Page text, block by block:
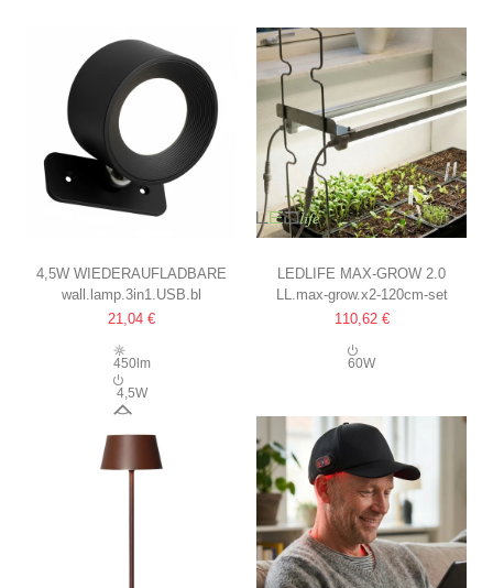
4,5W WIEDERAUFLADBARE
WANDLEUCHTE CCT
IP20, RUND, MATTSCHWARZ,
360° DREHBAR, INKL.
LEUCHTMITTEL UND
FERNBEDIENUNG
wall.lamp.3in1.USB.bl
21,04 €
450lm
4,5W
LEDLIFE MAX-GROW 2.0
PFLANZENLAMPE-SET
2 X 120 CM, 60W LED,
VOLLSPEKTRUM
LL.max-grow.x2-120cm-set
110,62 €
60W